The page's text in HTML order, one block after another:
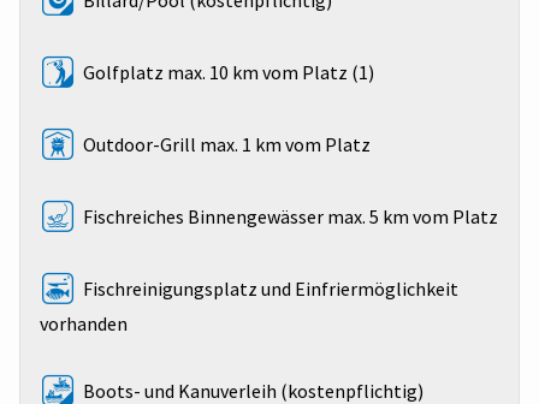
Golfplatz max. 10 km vom Platz (1)
Outdoor-Grill max. 1 km vom Platz
Fischreiches Binnengewässer max. 5 km vom Platz
Fischreinigungsplatz und Einfriermöglichkeit
vorhanden
Boots- und Kanuverleih (kostenpflichtig)